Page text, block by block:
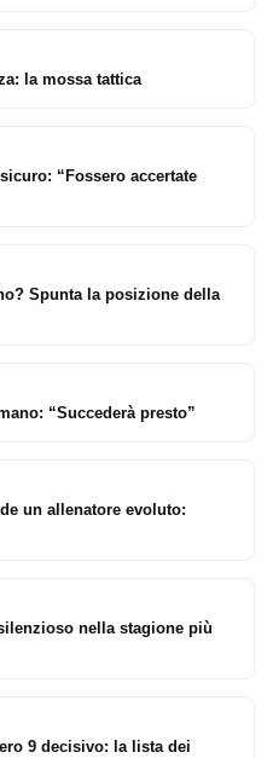
la mossa tattica
“Fossero accertate
Spunta la posizione della
“Succederà presto”
un allenatore evoluto:
nella stagione più
9 decisivo: la lista dei